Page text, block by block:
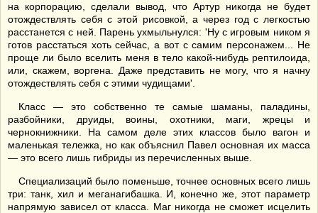
на корпорацию, сделали вывод, что Артур никогда не будет
отождествлять себя с этой рисовкой, а через год с легкостью
расстанется с ней. Парень ухмыльнулся: 'Ну с игровым ником я
готов расстаться хоть сейчас, а вот с самим персонажем... Не
проще ли было вселить меня в тело какой-нибудь рептилоида,
или, скажем, воргена. Даже представить не могу, что я начну
отождествлять себя с этими чудищами'.
Класс — это собственно те самые шаманы, паладины,
разбойники, друиды, воины, охотники, маги, жрецы и
чернокнижники. На самом деле этих классов было вагон и
маленькая тележка, но как объяснил Павел основная их масса
— это всего лишь гибриды из перечисленных выше.
Специализаций было поменьше, точнее основных всего лишь
три: танк, хил и меганагибашка. И, конечно же, этот параметр
напрямую зависел от класса. Маг никогда не сможет исцелить